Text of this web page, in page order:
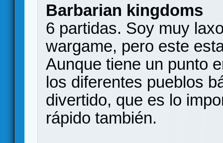
Barbarian kingdoms
6 partidas. Soy muy
wargame, pero este
Aunque tiene un punto
los diferentes pueblos
divertido, que es lo
rápido también.